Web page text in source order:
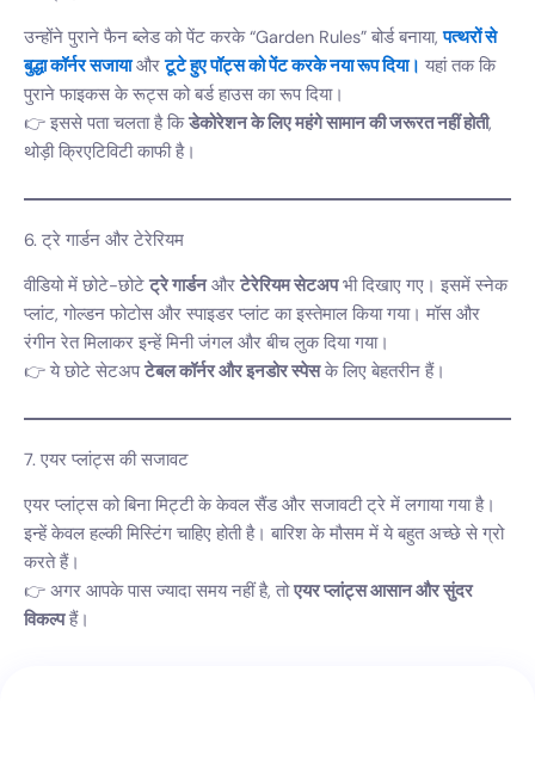
उन्होंने पुराने फैन ब्लेड को पेंट करके “Garden Rules” बोर्ड बनाया,पत्थरों से
बुद्धा कॉर्नर सजायाऔरटूटे हुए पॉट्स को पेंट करके नया रूप दिया। यहां तक कि
पुराने फाइकस के रूट्स को बर्ड हाउस का रूप दिया।
👉 इससे पता चलता है किडेकोरेशन के लिए महंगे सामान की जरूरत नहीं होती,
थोड़ी क्रिएटिविटी काफी है।
6. ट्रे गार्डन और टेरेरियम
वीडियो में छोटे-छोटे ट्रे गार्डनऔर टेरेरियम सेटअपभी दिखाए गए। इसमें स्नेक
प्लांट, गोल्डन फोटोस और स्पाइडर प्लांट का इस्तेमाल किया गया। मॉस और
रंगीन रेत मिलाकर इन्हें मिनी जंगल और बीच लुक दिया गया।
👉 ये छोटे सेटअपटेबल कॉर्नर और इनडोर स्पेसके लिए बेहतरीन हैं।
7. एयर प्लांट्स की सजावट
एयर प्लांट्स को बिना मिट्टी के केवल सैंड और सजावटी ट्रे में लगाया गया है।
इन्हें केवल हल्की मिस्टिंग चाहिए होती है। बारिश के मौसम में ये बहुत अच्छे से ग्रो
करते हैं।
👉 अगर आपके पास ज्यादा समय नहीं है, तोएयर प्लांट्स आसान और सुंदर
विकल्पहैं।